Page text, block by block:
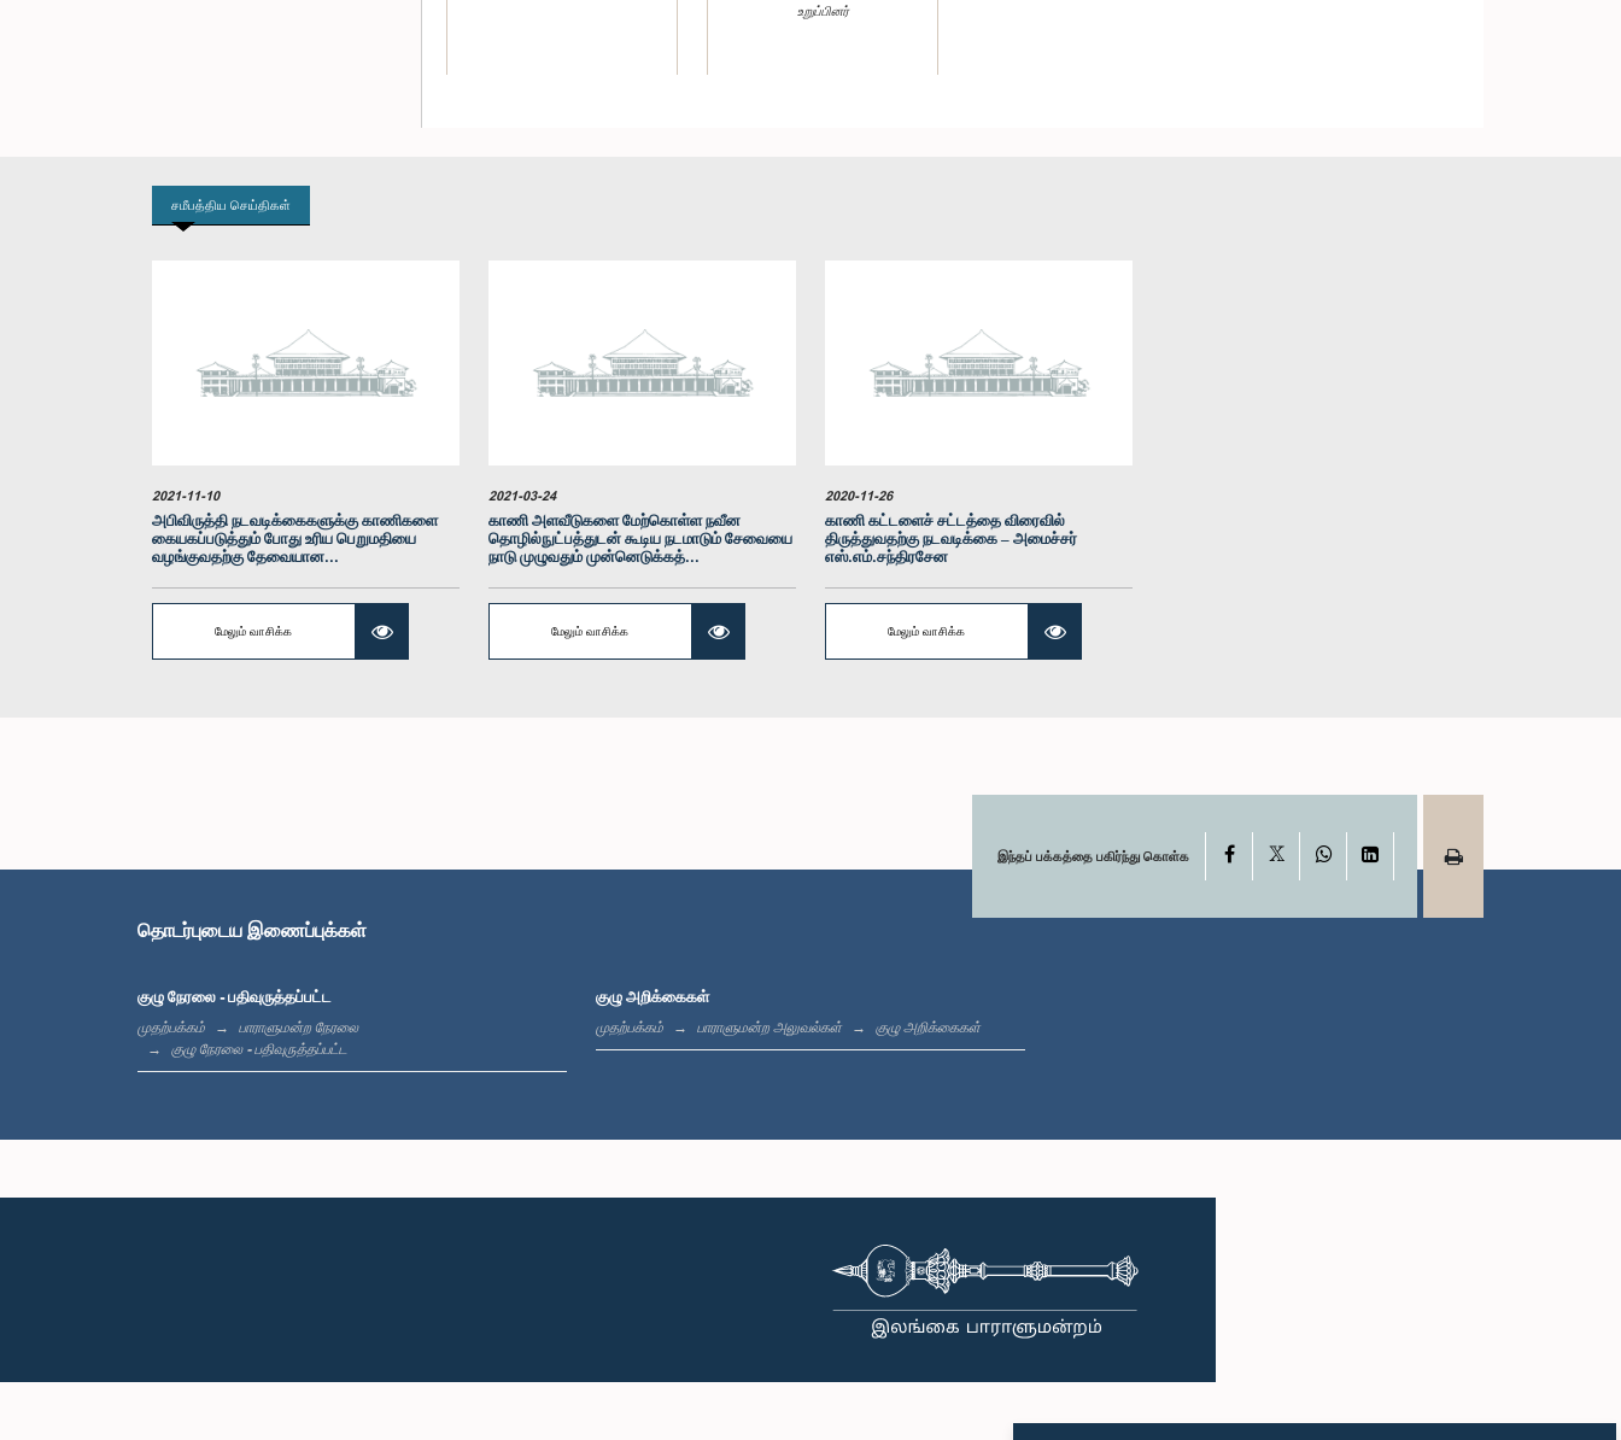
உறுப்பினர்
சமீபத்திய செய்திகள்
2021-11-10
அபிவிருத்தி நடவடிக்கைகளுக்கு காணிகளை
கையகப்படுத்தும் போது உரிய பெறுமதியை
வழங்குவதற்கு தேவையான...
மேலும் வாசிக்க
2021-03-24
காணி அளவீடுகளை மேற்கொள்ள நவீன
தொழில்நுட்பத்துடன் கூடிய நடமாடும் சேவையை
நாடு முழுவதும் முன்னெடுக்கத்...
மேலும் வாசிக்க
2020-11-26
காணி கட்டளைச் சட்டத்தை விரைவில்
திருத்துவதற்கு நடவடிக்கை – அமைச்சர்
எஸ்.எம்.சந்திரசேன
மேலும் வாசிக்க
இந்தப் பக்கத்தை பகிர்ந்து கொள்க Facebook WhatsAppLinkedIn
தொடர்புடைய இணைப்புக்கள்
குழு நேரலை - பதிவுருத்தப்பட்ட
முதற்பக்கம்
பாராளுமன்ற நேரலை
குழு நேரலை - பதிவுருத்தப்பட்ட
குழு அறிக்கைகள்
முதற்பக்கம் பாராளுமன்ற அலுவல்கள் குழு அறிக்கைகள்